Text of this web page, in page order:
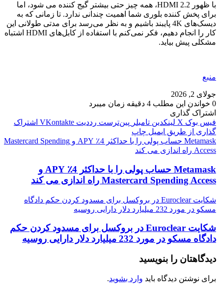
با ظهور HDMI 2.2، همه چیز حتی بیشتر گیج کننده می شود، اما
برای پخش کننده بلوری شما اهمیت چندانی ندارد. تا زمانی که به
دیسک‌های 4K پایبند باشیم و به نظر می‌رسد برای مدتی طولانی این
کار را انجام دهیم، فکر نمی‌کنم با استفاده از کابل‌های HDMI اشتباه
مشکلی پیش بیاید.
منبع
جولای 2, 2026
0 خواندن این مطلب 4 دقیقه زمان میبرد
اشتراک گذاری
فیس بوک X لینکدین ‫تامبلر ‫پین‌ترست ‫رددیت ‫VKontakte اشتراک
گذاری از طریق ایمیل چاپ
Metamask حساب پولی را با حداکثر 4٪ APY و Mastercard Spending
Access راه اندازی می کند
Metamask حساب پولی را با حداکثر 4٪ APY و
Mastercard Spending Access راه اندازی می کند
شکایت Euroclear در بروکسل برای مسدود کردن حکم دادگاه
مسکو در مورد 232 میلیارد دلار دارایی روسیه
شکایت Euroclear در بروکسل برای مسدود کردن حکم
دادگاه مسکو در مورد 232 میلیارد دلار دارایی روسیه
دیدگاهتان را بنویسید
برای نوشتن دیدگاه باید وارد بشوید.